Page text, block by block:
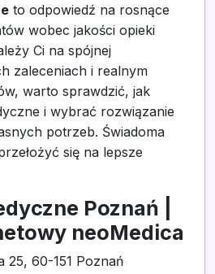
to odpowiedź na rosnące
wobec jakości opieki
Ci na spójnej
zaleceniach i realnym
warto sprawdzić, jak
i wybrać rozwiązanie
potrzeb. Świadoma
się na lepsze
Poznań |
neoMedica
25, 60-151 Poznań